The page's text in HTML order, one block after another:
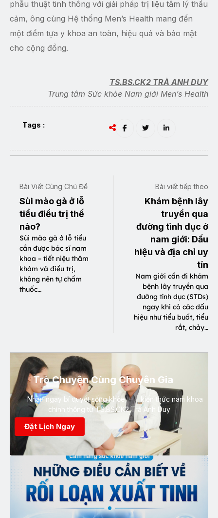
phẫu thuật tinh thông với giải pháp trị liệu tâm lý thấu
cảm, ông cùng Hệ thống Men’s Health mang đến
một điểm tựa y khoa an toàn, hiệu quả và bảo mật
cho cộng đồng.
TS.BS.CK2 TRÀ ANH DUY
Trung tâm Sức khỏe Nam giới Men’s Health
Tags :
Bài Viết Cùng Chủ Đề
Sùi mào gà ở lỗ
tiểu điều trị thế
nào?
Sùi mào gà ở lỗ tiểu
cần được bác sĩ nam
khoa – tiết niệu thăm
khám và điều trị,
không nên tự chấm
thuốc…
Bài viết tiếp theo
Khám bệnh lây
truyền qua
đường tình dục ở
nam giới: Dấu
hiệu và địa chỉ uy
tín
Nam giới cần đi khám
bệnh lây truyền qua
đường tình dục (STDs)
ngay khi có các dấu
hiệu như tiểu buốt, tiểu
rắt, chảy…
Trò Chuyện Cùng Chuyên Gia
Nhận ngay bí quyết sống khỏe, kiến thức nam khoa
chính thống từ TS.BS.CK2 Trà Anh Duy
Đặt Lịch Ngay